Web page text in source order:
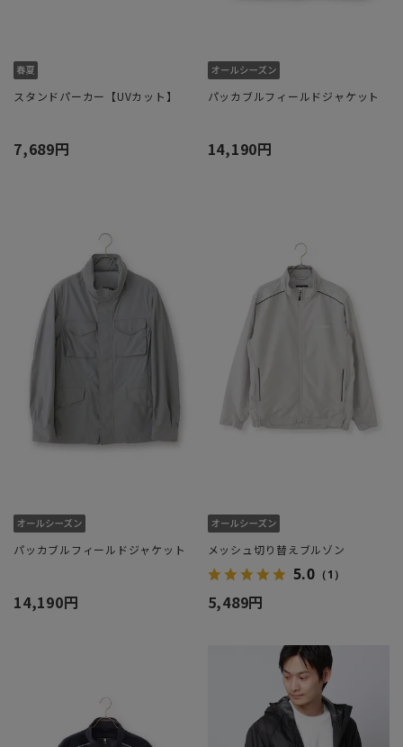
スタンドパーカー【UVカット】
7,689円
パッカブルフィールドジャケット
14,190円
パッカブルフィールドジャケット
14,190円
メッシュ切り替えブルゾン
5.0 （1）
5,489円